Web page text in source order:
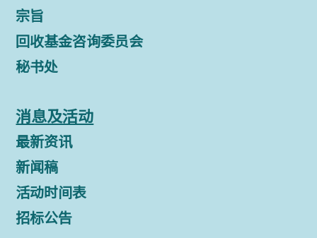
宗旨
回收基金咨询委员会
秘书处
消息及活动
最新资讯
新闻稿
活动时间表
招标公告